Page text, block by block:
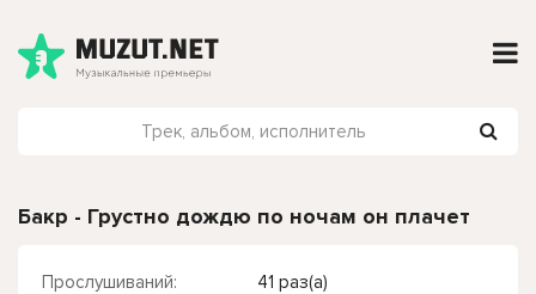
Бакр - Грустно дождю по ночам он плачет
Прослушиваний:
41 раз(а)